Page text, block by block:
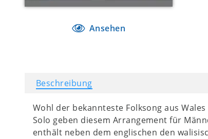
Ansehen
Beschreibung
Wohl der bekannteste Folksong aus
Solo geben diesem Arrangement für
enthält neben dem englischen den